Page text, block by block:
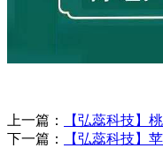
上一篇：
【弘蕊科技】
下一篇：
【弘蕊科技】